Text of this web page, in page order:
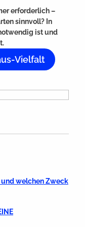
erforderlich –
sinnvoll? In
ist und
Vielfalt
welchen Zweck